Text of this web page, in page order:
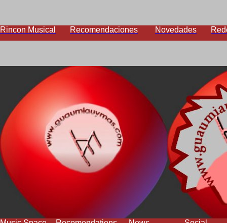
Rincon Musical Recomendaciones Novedades